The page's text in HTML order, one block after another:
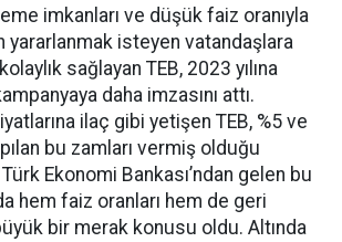
imkanları ve düşük faiz oranıyla
yararlanmak isteyen vatandaşlara
sağlayan TEB, 2023 yılına
daha imzasını attı.
ilaç gibi yetişen TEB, %5 ve
bu zamları vermiş olduğu
Ekonomi Bankası’ndan gelen bu
hem faiz oranları hem de geri
bir merak konusu oldu. Altında